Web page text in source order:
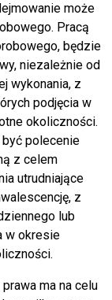
może
Pracą
będzie
niezależnie od
wykonania, z
podjęcia w
okoliczności.
polecenie
z celem
utrudniające
z
lub
w okresie
ma na celu